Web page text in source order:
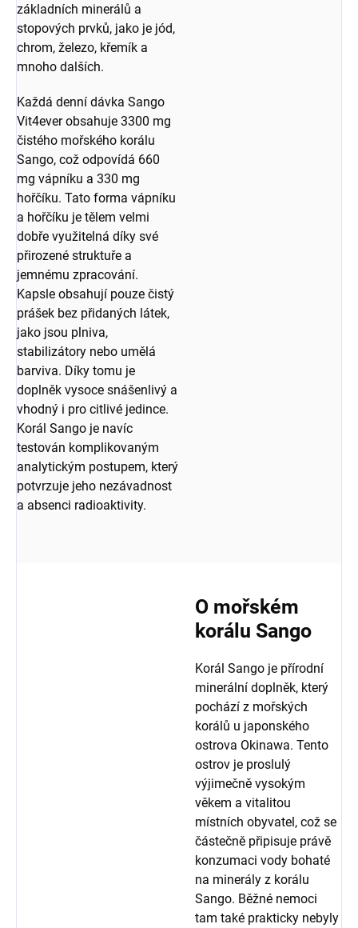
základních minerálů a
stopových prvků, jako je jód,
chrom, železo, křemík a
mnoho dalších.
Každá denní dávka Sango
Vit4ever obsahuje 3300 mg
čistého mořského korálu
Sango, což odpovídá 660
mg vápníku a 330 mg
hořčíku. Tato forma vápníku
a hořčíku je tělem velmi
dobře využitelná díky své
přirozené struktuře a
jemnému zpracování.
Kapsle obsahují pouze čistý
prášek bez přidaných látek,
jako jsou plniva,
stabilizátory nebo umělá
barviva. Díky tomu je
doplněk vysoce snášenlivý a
vhodný i pro citlivé jedince.
Korál Sango je navíc
testován komplikovaným
analytickým postupem, který
potvrzuje jeho nezávadnost
a absenci radioaktivity.
O mořském
korálu Sango
Korál Sango je přírodní
minerální doplněk, který
pochází z mořských
korálů u japonského
ostrova Okinawa. Tento
ostrov je proslulý
výjimečně vysokým
věkem a vitalitou
místních obyvatel, což se
částečně připisuje právě
konzumaci vody bohaté
na minerály z korálu
Sango. Běžné nemoci
tam také prakticky nebyly